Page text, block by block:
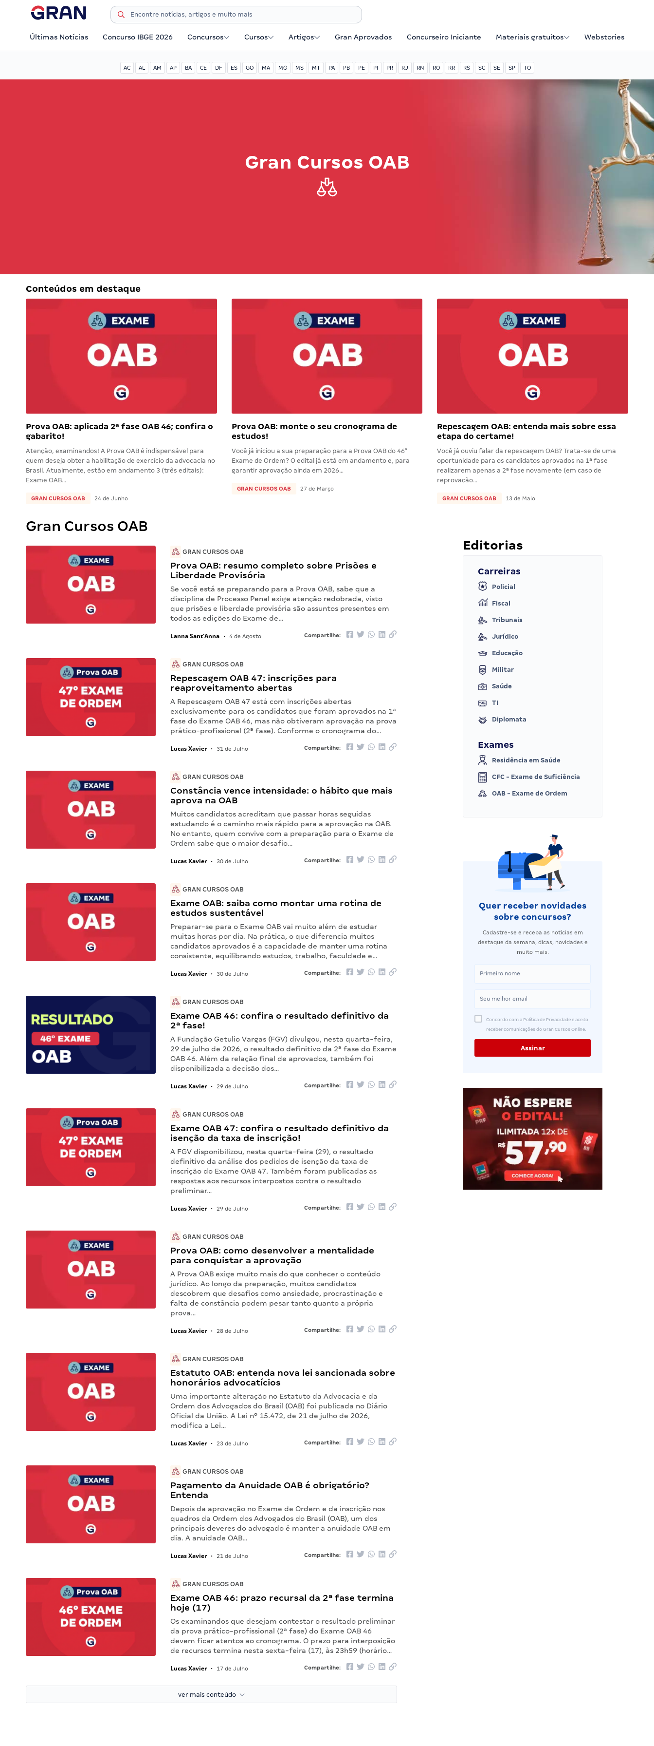
Últimas Notícias Concurso IBGE 2026 Concursos Cursos Artigos Gran Aprovados Concurseiro Iniciante Materiais gratuitos Webstories
AC AL AM AP BA CE DF ES GO MA MG MS MT PA PB PE PI PR RJ RN RO RR RS SC SE SP TO
Gran Cursos OAB
Conteúdos em destaque
Prova OAB: aplicada 2ª fase OAB 46; confira o
gabarito!
Atenção, examinandos! A Prova OAB é indispensável para
quem deseja obter a habilitação de exercício da advocacia no
Brasil. Atualmente, estão em andamento 3 (três editais):
Exame OAB…
GRAN CURSOS OAB 24 de Junho
Prova OAB: monte o seu cronograma de
estudos!
Você já iniciou a sua preparação para a Prova OAB do 46°
Exame de Ordem? O edital já está em andamento e, para
garantir aprovação ainda em 2026…
GRAN CURSOS OAB 27 de Março
Repescagem OAB: entenda mais sobre essa
etapa do certame!
Você já ouviu falar da repescagem OAB? Trata-se de uma
oportunidade para os candidatos aprovados na 1ª fase
realizarem apenas a 2ª fase novamente (em caso de
reprovação…
GRAN CURSOS OAB 13 de Maio
Gran Cursos OAB
GRAN CURSOS OAB
Prova OAB: resumo completo sobre Prisões e
Liberdade Provisória
Se você está se preparando para a Prova OAB, sabe que a
disciplina de Processo Penal exige atenção redobrada, visto
que prisões e liberdade provisória são assuntos presentes em
todos as edições do Exame de…
Lanna Sant'Anna • 4 de Agosto Compartilhe:
GRAN CURSOS OAB
Repescagem OAB 47: inscrições para
reaproveitamento abertas
A Repescagem OAB 47 está com inscrições abertas
exclusivamente para os candidatos que foram aprovados na 1ª
fase do Exame OAB 46, mas não obtiveram aprovação na prova
prático-profissional (2ª fase). Conforme o cronograma do…
Lucas Xavier • 31 de Julho Compartilhe:
GRAN CURSOS OAB
Constância vence intensidade: o hábito que mais
aprova na OAB
Muitos candidatos acreditam que passar horas seguidas
estudando é o caminho mais rápido para a aprovação na OAB.
No entanto, quem convive com a preparação para o Exame de
Ordem sabe que o maior desafio…
Lucas Xavier • 30 de Julho Compartilhe:
GRAN CURSOS OAB
Exame OAB: saiba como montar uma rotina de
estudos sustentável
Preparar-se para o Exame OAB vai muito além de estudar
muitas horas por dia. Na prática, o que diferencia muitos
candidatos aprovados é a capacidade de manter uma rotina
consistente, equilibrando estudos, trabalho, faculdade e…
Lucas Xavier • 30 de Julho Compartilhe:
GRAN CURSOS OAB
Exame OAB 46: confira o resultado definitivo da
2ª fase!
A Fundação Getulio Vargas (FGV) divulgou, nesta quarta-feira,
29 de julho de 2026, o resultado definitivo da 2ª fase do Exame
OAB 46. Além da relação final de aprovados, também foi
disponibilizada a decisão dos…
Lucas Xavier • 29 de Julho Compartilhe:
GRAN CURSOS OAB
Exame OAB 47: confira o resultado definitivo da
isenção da taxa de inscrição!
A FGV disponibilizou, nesta quarta-feira (29), o resultado
definitivo da análise dos pedidos de isenção da taxa de
inscrição do Exame OAB 47. Também foram publicadas as
respostas aos recursos interpostos contra o resultado
preliminar…
Lucas Xavier • 29 de Julho Compartilhe:
GRAN CURSOS OAB
Prova OAB: como desenvolver a mentalidade
para conquistar a aprovação
A Prova OAB exige muito mais do que conhecer o conteúdo
jurídico. Ao longo da preparação, muitos candidatos
descobrem que desafios como ansiedade, procrastinação e
falta de constância podem pesar tanto quanto a própria
prova…
Lucas Xavier • 28 de Julho Compartilhe:
GRAN CURSOS OAB
Estatuto OAB: entenda nova lei sancionada sobre
honorários advocatícios
Uma importante alteração no Estatuto da Advocacia e da
Ordem dos Advogados do Brasil (OAB) foi publicada no Diário
Oficial da União. A Lei nº 15.472, de 21 de julho de 2026,
modifica a Lei…
Lucas Xavier • 23 de Julho Compartilhe:
GRAN CURSOS OAB
Pagamento da Anuidade OAB é obrigatório?
Entenda
Depois da aprovação no Exame de Ordem e da inscrição nos
quadros da Ordem dos Advogados do Brasil (OAB), um dos
principais deveres do advogado é manter a anuidade OAB em
dia. A anuidade OAB…
Lucas Xavier • 21 de Julho Compartilhe:
GRAN CURSOS OAB
Exame OAB 46: prazo recursal da 2ª fase termina
hoje (17)
Os examinandos que desejam contestar o resultado preliminar
da prova prático-profissional (2ª fase) do Exame OAB 46
devem ficar atentos ao cronograma. O prazo para interposição
de recursos termina nesta sexta-feira (17), às 23h59 (horário…
Lucas Xavier • 17 de Julho Compartilhe:
ver mais conteúdo
Editorias
Carreiras
Policial
Fiscal
Tribunais
Jurídico
Educação
Militar
Saúde
TI
Diplomata
Exames
Residência em Saúde
CFC - Exame de Suficiência
OAB - Exame de Ordem
Quer receber novidades
sobre concursos?
Cadastre-se e receba as notícias em
destaque da semana, dicas, novidades e
muito mais.
Concordo com a Política de Privacidade e aceito
receber comunicações do Gran Cursos Online.